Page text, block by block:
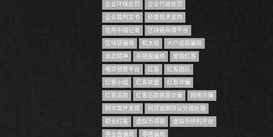
企业环保处罚
企业行政处罚
企业裁判文书
侦查技术支持
信用中国记录
区块链舆情平台
区块链骗局
和太极
大户追款骗局
尚武精神
杀猪盘骗局
爱国红客
电诈预警平台
红客
红客团队
红客小组
红客联盟
红客诈骗
红客追款
红客追款就是诈骗
网络诈骗
网诈案件支撑
网贷逾期异议处理处理
职业红客
虚拟币溯源
虚拟币研判平台
资金盘骗局
零撸骗局